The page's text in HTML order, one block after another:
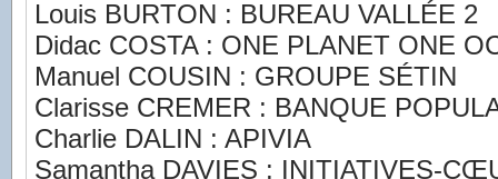
Louis BURTON : BUREAU VALLÉE 2
Didac COSTA : ONE PLANET ONE
Manuel COUSIN : GROUPE SÉTIN
Clarisse CREMER : BANQUE
Charlie DALIN : APIVIA
Samantha DAVIES : INITIATIVES-